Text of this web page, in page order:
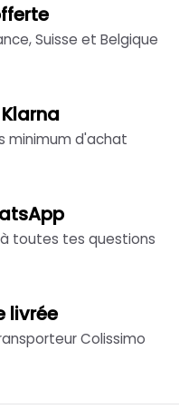
Suisse et Belgique
minimum d'achat
toutes tes questions
livrée
Colissimo